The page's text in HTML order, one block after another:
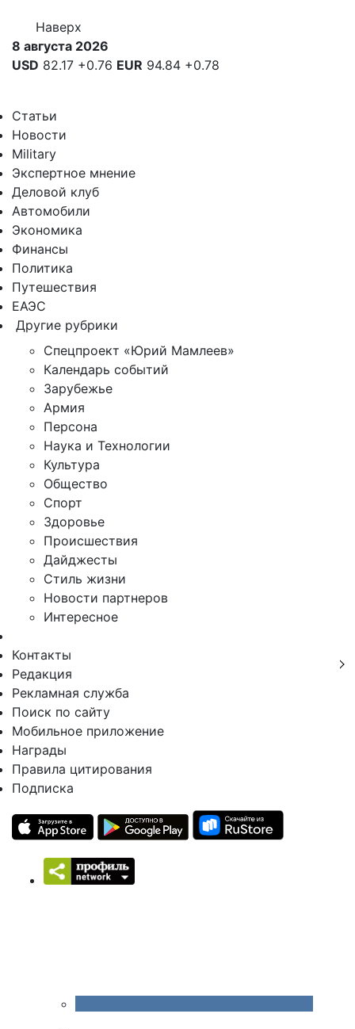
Наверх
8 августа 2026
USD 82.17 +0.76 EUR 94.84 +0.78
Статьи
Новости
Military
Экспертное мнение
Деловой клуб
Автомобили
Экономика
Финансы
Политика
Путешествия
ЕАЭС
Другие рубрики
Спецпроект «Юрий Мамлеев»
Календарь событий
Зарубежье
Армия
Персона
Наука и Технологии
Культура
Общество
Спорт
Здоровье
Происшествия
Дайджесты
Стиль жизни
Новости партнеров
Интересное
Контакты
Редакция
Рекламная служба
Поиск по сайту
Мобильное приложение
Награды
Правила цитирования
Подписка